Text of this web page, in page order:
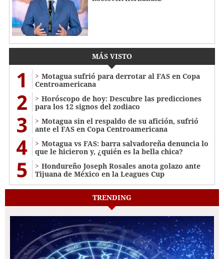
MÁS VISTO
1
Motagua sufrió para derrotar al FAS en Copa
Centroamericana
2
Horóscopo de hoy: Descubre las predicciones
para los 12 signos del zodiaco
3
Motagua sin el respaldo de su afición, sufrió
ante el FAS en Copa Centroamericana
4
Motagua vs FAS: barra salvadoreña denuncia lo
que le hicieron y, ¿quién es la bella chica?
5
Hondureño Joseph Rosales anota golazo ante
Tijuana de México en la Leagues Cup
TRENDING